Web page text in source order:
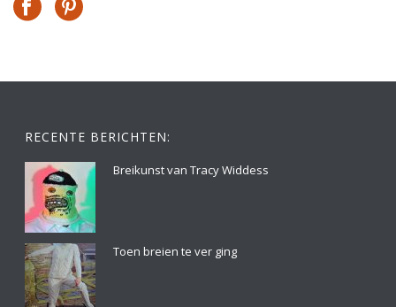
RECENTE BERICHTEN:
Breikunst van Tracy Widdess
Toen breien te ver ging